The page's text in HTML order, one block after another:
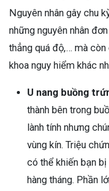
Nguyên nhân gây chu
những nguyên nhân
thẳng quá độ,… mà
khoa nguy hiểm khác
U nang buồng
thành bên trong
lành tính nhưng
vùng kín. Triệu
có thể khiến bạn
hàng tháng. Phần